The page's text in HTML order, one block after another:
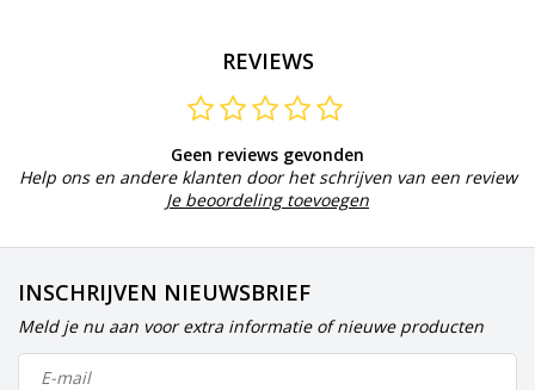
REVIEWS
Geen reviews gevonden
Help ons en andere klanten door het schrijven van een review
Je beoordeling toevoegen
INSCHRIJVEN NIEUWSBRIEF
Meld je nu aan voor extra informatie of nieuwe producten